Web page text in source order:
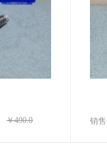
￥490.0 销售